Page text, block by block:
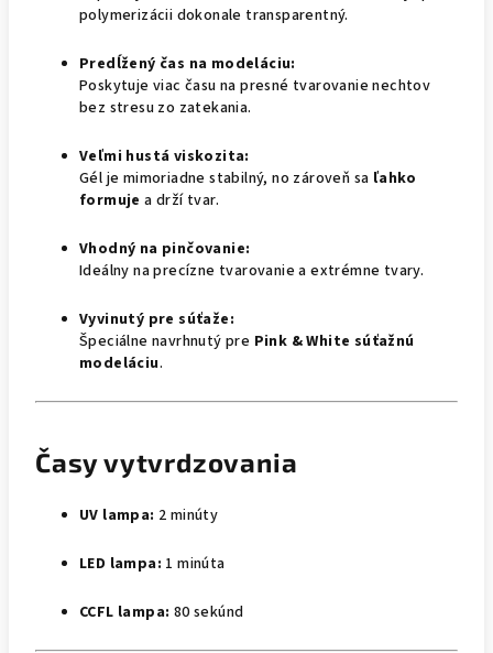
polymerizácii dokonale transparentný.
Predĺžený čas na modeláciu:
Poskytuje viac času na presné tvarovanie nechtov
bez stresu zo zatekania.
Veľmi hustá viskozita:
Gél je mimoriadne stabilný, no zároveň sa ľahko
formuje a drží tvar.
Vhodný na pinčovanie:
Ideálny na precízne tvarovanie a extrémne tvary.
Vyvinutý pre súťaže:
Špeciálne navrhnutý pre Pink & White súťažnú
modeláciu.
Časy vytvrdzovania
UV lampa: 2 minúty
LED lampa: 1 minúta
CCFL lampa: 80 sekúnd